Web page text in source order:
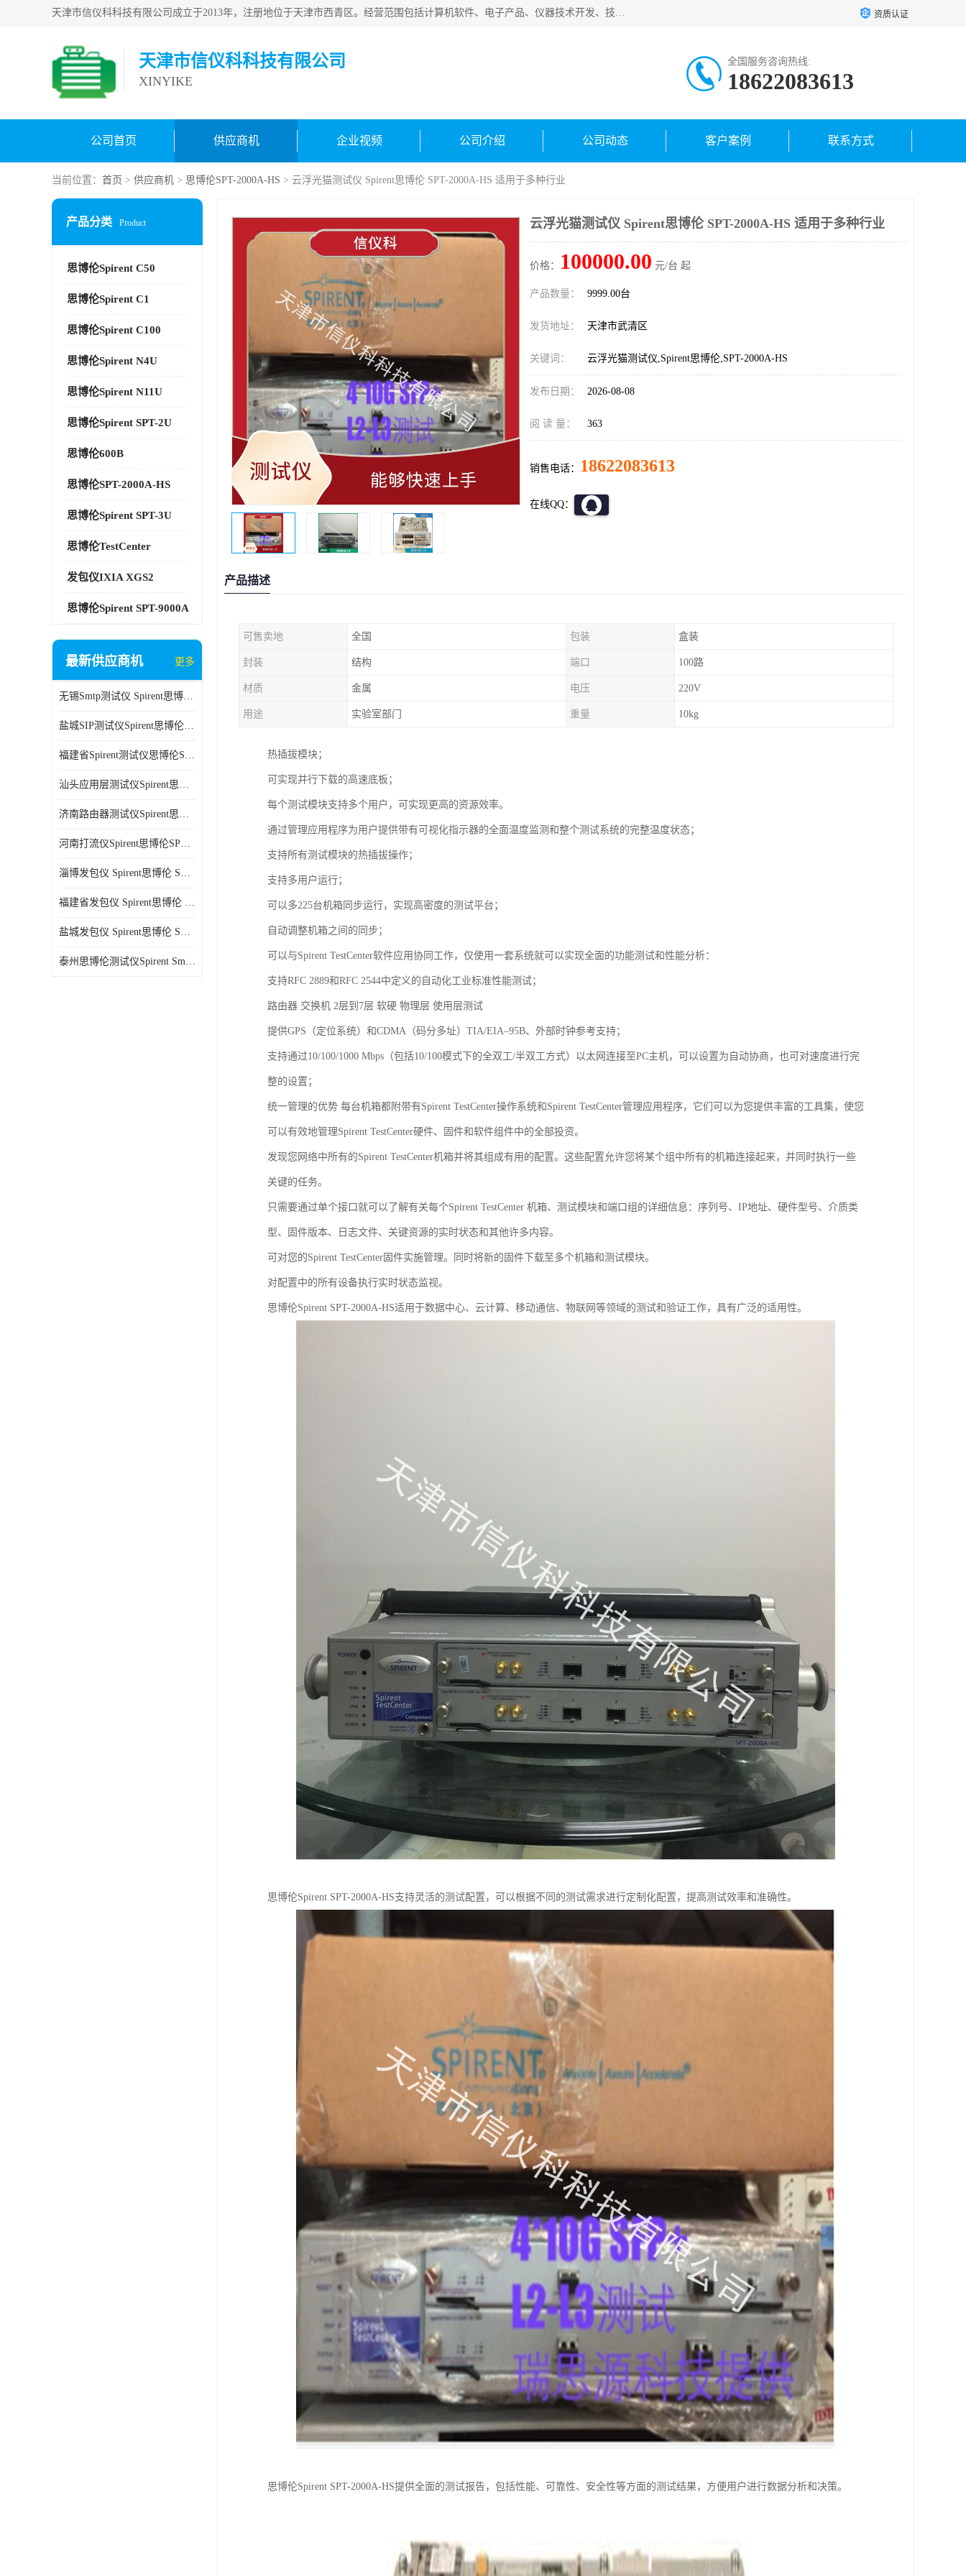
天津市信仪科科技有限公司成立于2013年，注册地位于天津市西青区。经营范围包括计算机软件、电子产品、仪器技术开发、技术转让、技术咨询、技术服务、网络工程、电子监控工程安装等；主要产品有：网络流量测试仪、Ixia XM2、XM12、XGS2、XGS12、400T、1600T、X16网络协议分析仪，Agilent N2X 等等各种型号，欢迎来电咨询。 资质认证
天津市信仪科科技有限公司
XINYIKE
全国服务咨询热线:
18622083613
公司首页 供应商机 企业视频 公司介绍 公司动态 客户案例 联系方式
当前位置： 首页 > 供应商机 > 思博伦SPT-2000A-HS > 云浮光猫测试仪 Spirent思博伦 SPT-2000A-HS 适用于多种行业
产品分类 Product
思博伦Spirent C50
思博伦Spirent C1
思博伦Spirent C100
思博伦Spirent N4U
思博伦Spirent N11U
思博伦Spirent SPT-2U
思博伦600B
思博伦SPT-2000A-HS
思博伦Spirent SPT-3U
思博伦TestCenter
发包仪IXIA XGS2
思博伦Spirent SPT-9000A
最新供应商机 更多
无锡Smtp测试仪 Spirent思博伦 C100 方便用户进行测试
盐城SIP测试仪Spirent思博伦SPT-2U 可扩展性较强 高速数据传输
福建省Spirent测试仪思博伦SPT-2U 能够快速上手 方便用户进行测试
汕头应用层测试仪Spirent思博伦SPT-2U 提高测试效率 适用于多种行业
济南路由器测试仪Spirent思博伦SPT-2U 用户界面友好 多种测试功能
河南打流仪Spirent思博伦SPT-2U 操作简单 灵活的测试方案
淄博发包仪 Spirent思博伦 SmartBits 600B 高速数据传输
福建省发包仪 Spirent思博伦 SmartBits 600B 可以支持多种通信技术
盐城发包仪 Spirent思博伦 SmartBits 600B 可配置多个单端测试模块
泰州思博伦测试仪Spirent SmartBits 600B 灵活的测试方案
云浮光猫测试仪 Spirent思博伦 SPT-2000A-HS 适用于多种行业
价格： 100000.00 元/台 起
产品数量： 9999.00台
发货地址： 天津市武清区
关键词： 云浮光猫测试仪,Spirent思博伦,SPT-2000A-HS
发布日期： 2026-08-08
阅 读 量： 363
销售电话： 18622083613
在线QQ：
产品描述
可售卖地 全国 包装 盒装
封装 结构 端口 100路
材质 金属 电压 220V
用途 实验室部门 重量 10kg
热插拔模块；
可实现并行下载的高速底板；
每个测试模块支持多个用户，可实现更高的资源效率。
通过管理应用程序为用户提供带有可视化指示器的全面温度监测和整个测试系统的完整温度状态；
支持所有测试模块的热插拔操作；
支持多用户运行；
可以多225台机箱同步运行，实现高密度的测试平台；
自动调整机箱之间的同步；
可以与Spirent TestCenter软件应用协同工作，仅使用一套系统就可以实现全面的功能测试和性能分析：
支持RFC 2889和RFC 2544中定义的自动化工业标准性能测试；
路由器 交换机 2层到7层 软硬 物理层 使用层测试
提供GPS（定位系统）和CDMA（码分多址）TIA/EIA–95B、外部时钟参考支持；
支持通过10/100/1000 Mbps（包括10/100模式下的全双工/半双工方式）以太网连接至PC主机，可以设置为自动协商，也可对速度进行完
整的设置；
统一管理的优势 每台机箱都附带有Spirent TestCenter操作系统和Spirent TestCenter管理应用程序，它们可以为您提供丰富的工具集，使您
可以有效地管理Spirent TestCenter硬件、固件和软件组件中的全部投资。
发现您网络中所有的Spirent TestCenter机箱并将其组成有用的配置。这些配置允许您将某个组中所有的机箱连接起来，并同时执行一些
关键的任务。
只需要通过单个接口就可以了解有关每个Spirent TestCenter 机箱、测试模块和端口组的详细信息：序列号、IP地址、硬件型号、介质类
型、固件版本、日志文件、关键资源的实时状态和其他许多内容。
可对您的Spirent TestCenter固件实施管理。同时将新的固件下载至多个机箱和测试模块。
对配置中的所有设备执行实时状态监视。
思博伦Spirent SPT-2000A-HS适用于数据中心、云计算、移动通信、物联网等领域的测试和验证工作，具有广泛的适用性。
思博伦Spirent SPT-2000A-HS支持灵活的测试配置，可以根据不同的测试需求进行定制化配置，提高测试效率和准确性。
思博伦Spirent SPT-2000A-HS提供全面的测试报告，包括性能、可靠性、安全性等方面的测试结果，方便用户进行数据分析和决策。